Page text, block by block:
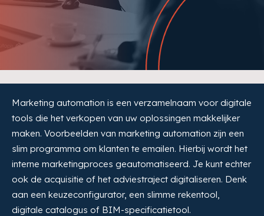
Marketing automation is een verzamelnaam voor digitale
tools die het verkopen van uw oplossingen makkelijker
maken. Voorbeelden van marketing automation zijn een
slim programma om klanten te emailen. Hierbij wordt het
interne marketingproces geautomatiseerd. Je kunt echter
ook de acquisitie of het adviestraject digitaliseren. Denk
aan een keuzeconfigurator, een slimme rekentool,
digitale catalogus of BIM-specificatietool.